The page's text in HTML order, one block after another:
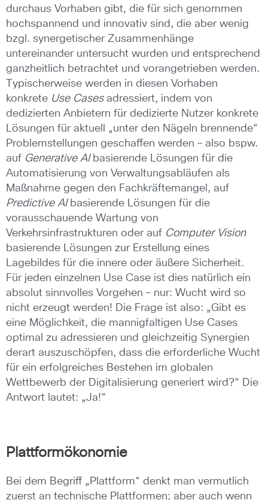
durchaus Vorhaben gibt, die für sich genommen
hochspannend und innovativ sind, die aber wenig
bzgl. synergetischer Zusammenhänge
untereinander untersucht wurden und entsprechend
ganzheitlich betrachtet und vorangetrieben werden.
Typischerweise werden in diesen Vorhaben
konkrete Use Casesadressiert, indem von
dedizierten Anbietern für dedizierte Nutzer konkrete
Lösungen für aktuell „unter den Nägeln brennende“
Problemstellungen geschaffen werden – also bspw.
auf Generative AIbasierende Lösungen für die
Automatisierung von Verwaltungsabläufen als
Maßnahme gegen den Fachkräftemangel, auf
Predictive AIbasierende Lösungen für die
vorausschauende Wartung von
Verkehrsinfrastrukturen oder auf Computer Vision
basierende Lösungen zur Erstellung eines
Lagebildes für die innere oder äußere Sicherheit.
Für jeden einzelnen Use Case ist dies natürlich ein
absolut sinnvolles Vorgehen – nur: Wucht wird so
nicht erzeugt werden! Die Frage ist also: „Gibt es
eine Möglichkeit, die mannigfaltigen Use Cases
optimal zu adressieren und gleichzeitig Synergien
derart auszuschöpfen, dass die erforderliche Wucht
für ein erfolgreiches Bestehen im globalen
Wettbewerb der Digitalisierung generiert wird?“ Die
Antwort lautet: „Ja!“
Plattformökonomie
Bei dem Begriff „Plattform“ denkt man vermutlich
zuerst an technische Plattformen; aber auch wenn